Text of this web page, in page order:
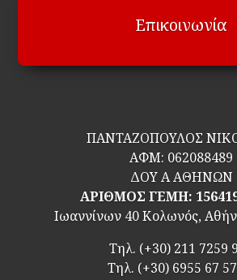
Επικοινωνία
ΠΑΝΤΑΖΟΠΟΥΛΟΣ
ΑΦΜ: 062088489
ΔΟΥ Α ΑΘΗΝΩΝ
ΑΡΙΘΜΟΣ ΓΕΜΗ:
Ιωαννίνων 40 Κολωνός,
Τηλ. (+30) 211 7259
Τηλ. (+30) 6955 67